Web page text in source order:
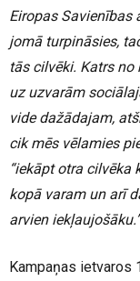
Eiropas
jomā turpināsies,
tās cilvēki. Katrs no
uz uzvarām
vide dažādajam,
cik mēs vēlamies
“iekāpt otra cilvēka
kopā varam un arī
arvien iekļaujošāku.”
Kampaņas ietvaros